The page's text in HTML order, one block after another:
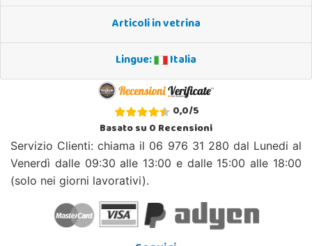
Articoli in vetrina
Lingue:
Italia
0,0/5
Basato su0Recensioni
Servizio Clienti: chiama il 06 976 31 280 dal Lunedi al
Venerdì dalle 09:30 alle 13:00 e dalle 15:00 alle 18:00
(solo nei giorni lavorativi).